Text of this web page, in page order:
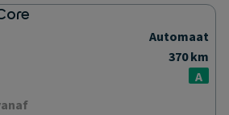
Automaat
370 km
A